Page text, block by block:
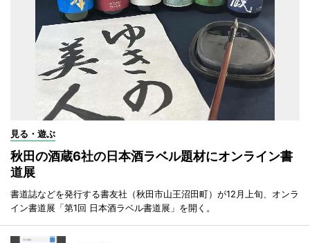
見る・遊ぶ
秋田の酒蔵6社の日本酒ラベル題材にオンライン書
道展
書道誌などを発行する書友社（秋田市山王沼田町）が12月上旬、オンラ
イン書道展「第1回 日本酒ラベル書道展」を開く。